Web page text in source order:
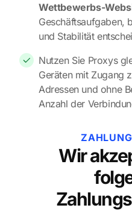
Wettbewerbs-
Geschäftsaufgaben,
und Stabilität
Nutzen Sie Proxys
Geräten mit Zugang
Adressen und ohne
Anzahl der
Wir